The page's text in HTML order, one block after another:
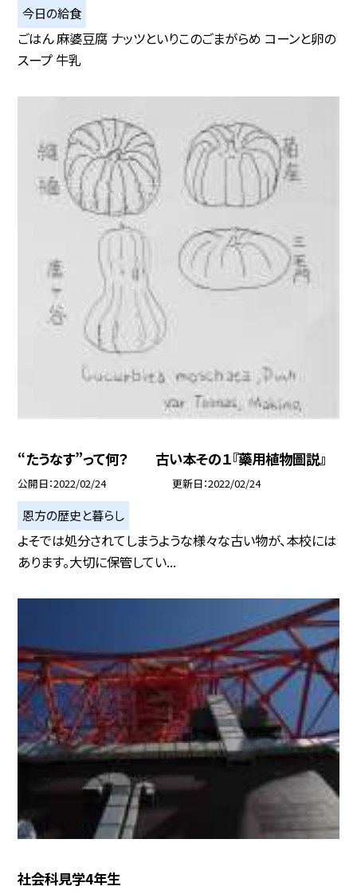
今日の給食
ごはん 麻婆豆腐 ナッツといりこのごまがらめ コーンと卵の
スープ 牛乳
“たうなす”って何？ 古い本その１『藥用植物圖説』
公開日 2022/02/24 更新日 2022/02/24
恩方の歴史と暮らし
よそでは処分されてしまうような様々な古い物が、本校には
あります。大切に保管してい...
社会科見学4年生